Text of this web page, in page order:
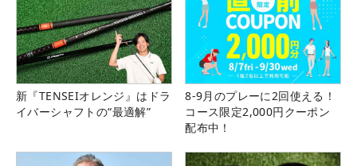
新『TENSEIオレンジ』はドラ
イバーシャフトの“最適解”
8-9月のプレーに2回使える！
コース限定2,000円クーポン
配布中！